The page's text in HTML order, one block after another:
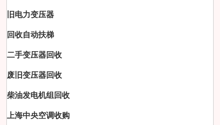
旧电力变压器
回收自动扶梯
二手变压器回收
废旧变压器回收
柴油发电机组回收
上海中央空调收购